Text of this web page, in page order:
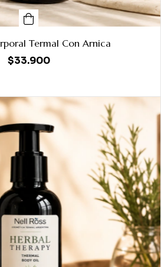
Termal Con Arnica
$33.900